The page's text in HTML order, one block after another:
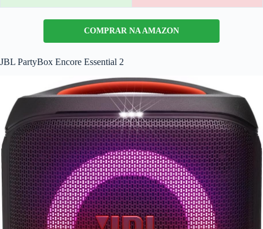
COMPRAR NA AMAZON
JBL PartyBox Encore Essential 2